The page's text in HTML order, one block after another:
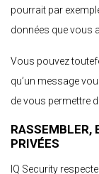
pourrait par
données que vous
Vous pouvez
qu’un message
de vous permettre
RASSEMBLER,
PRIVÉES
IQ Security